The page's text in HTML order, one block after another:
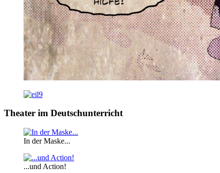
Theater im Deutschunterricht
In der Maske...
...und Action!